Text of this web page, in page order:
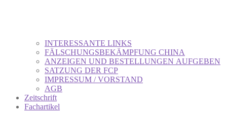
INTERESSANTE LINKS
FÄLSCHUNGSBEKÄMPFUNG CHINA
ANZEIGEN UND BESTELLUNGEN AUFGEBEN
SATZUNG DER FCP
IMPRESSUM / VORSTAND
AGB
Zeitschrift
Fachartikel